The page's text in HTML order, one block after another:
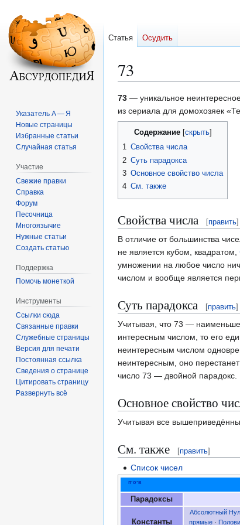
73
Перейти
к
навигации
Перейти
к
поиску
73 — уникальное
из сериала для домохозяек
Содержание
1 Свойства числа
2 Суть парадокса
3 Основное свойство числа
4 См. также
Свойства числа [править]
В отличие от большинства
не является кубом, квадратом,
умножении на любое число
числом и вообще является
Суть парадокса [править]
Учитывая, что 73 —
интересным числом, то его
неинтересным числом
неинтересным, оно
число 73 — двойной
Основное свойство
Учитывая все
См. также [править]
Список чисел
п·о·в
Парадоксы
Константы
Абсолютный
прямые·
Статья Осудить
Указатель А — Я
Новые страницы
Избранные статьи
Случайная статья
Участие
Свежие правки
Справка
Форум
Песочница
Многоязычие
Нужные статьи
Создать статью
Поддержка
Помочь монеткой
Инструменты
Ссылки сюда
Связанные правки
Служебные страницы
Версия для печати
Постоянная ссылка
Сведения о странице
Цитировать страницу
Развернуть всё